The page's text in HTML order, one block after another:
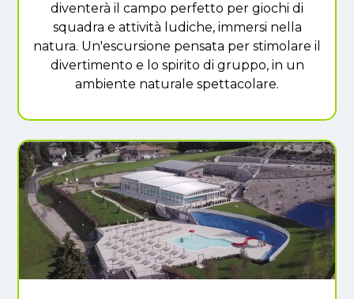
diventerà il campo perfetto per giochi di
squadra e attività ludiche, immersi nella
natura. Un'escursione pensata per stimolare il
divertimento e lo spirito di gruppo, in un
ambiente naturale spettacolare.